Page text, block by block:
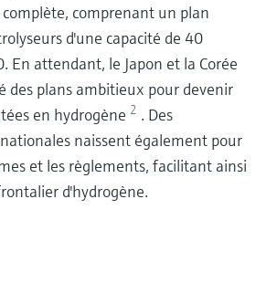
comprenant un plan
d'une capacité de 40
En attendant, le Japon et la Corée
des plans ambitieux pour devenir
en hydrogène 2 . Des
naissent également pour
et les règlements, facilitant ainsi
d'hydrogène.